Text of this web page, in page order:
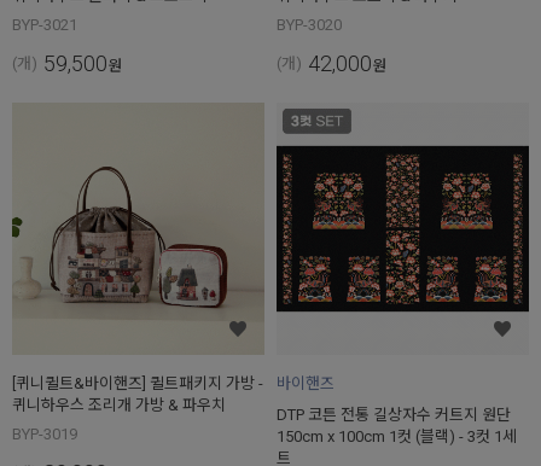
BYP-3021
(개) 59,500원
BYP-3020
(개) 42,000원
[퀴니퀼트&바이핸즈] 퀼트패키지 가방 -
퀴니하우스 조리개 가방 & 파우치
BYP-3019
바이핸즈
DTP 코튼 전통 길상자수 커트지 원단
150cm x 100cm 1컷 (블랙) - 3컷 1세
트